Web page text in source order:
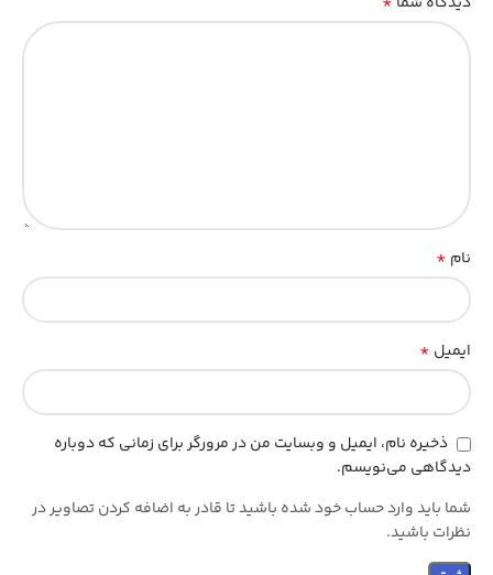
نام *
ایمیل *
ذخیره نام، ایمیل و وبسایت من در مرورگر برای زمانی که دوباره
دیدگاهی می‌نویسم.
شما باید وارد حساب خود شده باشید تا قادر به اضافه کردن تصاویر در
نظرات باشید.